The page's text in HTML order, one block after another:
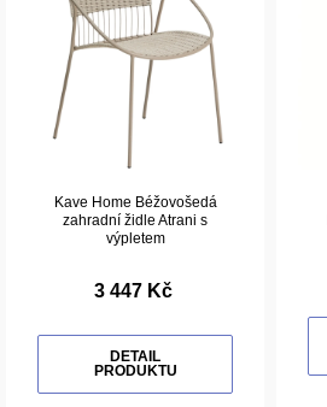
Kave Home Béžovošedá
zahradní židle Atrani s
výpletem
3 447 Kč
DETAIL
PRODUKTU